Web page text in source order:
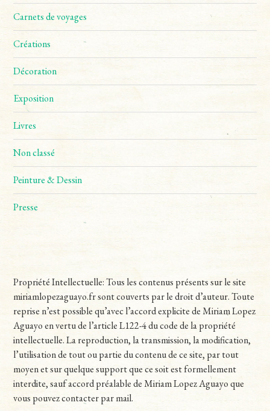
Carnets de voyages
Créations
Décoration
Exposition
Livres
Non classé
Peinture & Dessin
Presse
Propriété Intellectuelle: Tous les contenus présents sur le site
miriamlopezaguayo.fr sont couverts par le droit d’auteur. Toute
reprise n’est possible qu’avec l’accord explicite de Miriam Lopez
Aguayo en vertu de l’article L122-4 du code de la propriété
intellectuelle. La reproduction, la transmission, la modification,
l’utilisation de tout ou partie du contenu de ce site, par tout
moyen et sur quelque support que ce soit est formellement
interdite, sauf accord préalable de Miriam Lopez Aguayo que
vous pouvez contacter par mail.